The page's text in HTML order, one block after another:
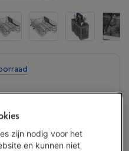
nu
zijn nodig voor het
en kunnen niet